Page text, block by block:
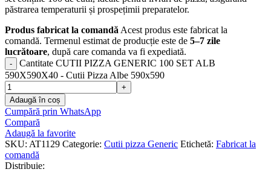
păstrarea temperaturii și prospețimii preparatelor.
Produs fabricat la comandăAcest produs este fabricat la
comandă. Termenul estimat de producție este de 5–7 zile
lucrătoare, după care comanda va fi expediată.
Cantitate CUTII PIZZA GENERIC 100 SET ALB
590X590X40 - Cutii Pizza Albe 590x590
Adaugă în coș
Cumpără prin WhatsApp
Compară
Adaugă la favorite
SKU: AT1129 Categorie: Cutii pizza Generic Etichetă: Fabricat la
comandă
Distribuie: